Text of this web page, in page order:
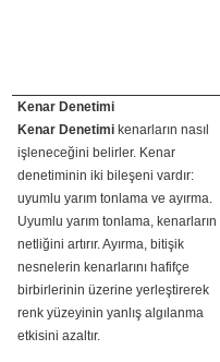
Kenar Denetimi
Kenar Denetimi kenarların nasıl
işleneceğini belirler. Kenar
denetiminin iki bileşeni vardır:
uyumlu yarım tonlama ve ayırma.
Uyumlu yarım tonlama, kenarların
netliğini artırır. Ayırma, bitişik
nesnelerin kenarlarını hafifçe
birbirlerinin üzerine yerleştirerek
renk yüzeyinin yanlış algılanma
etkisini azaltır.